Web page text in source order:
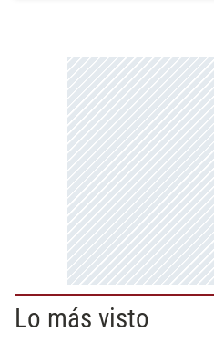
Lo más visto